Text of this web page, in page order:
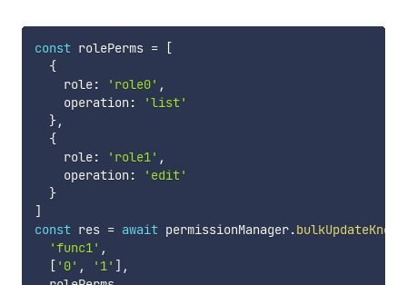
const rolePerms =
[
{
    role
: 'role0' ,
    operation
:
'list'
},
{
    role
: 'role1' ,
    operation
:
'edit'
}
]
const res = await permissionManager.
'func1' ,
[ '0' , '1' ] ,